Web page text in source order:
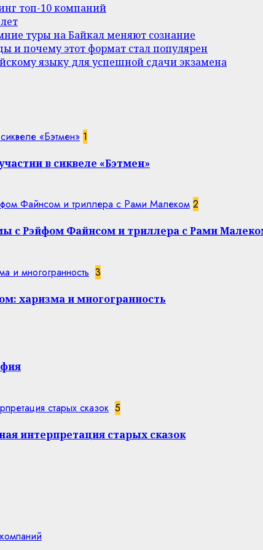
топ-10 компаний
туры на Байкал меняют сознание
и почему этот формат стал популярен
языку для успешной сдачи экзамена
«Бэтмен» 1
в сиквеле «Бэтмен»
Файнсом и триллера с Рами Малеком 2
с Рэйфом Файнсом и триллера с Рами
и многогранность 3
харизма и многогранность
старых сказок 5
интерпретация старых сказок